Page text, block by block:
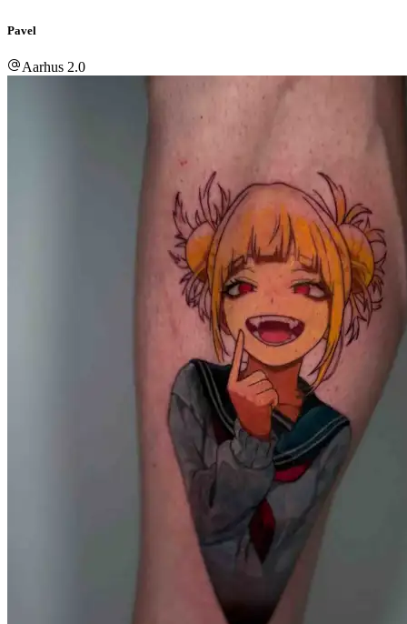
Pavel
Aarhus 2.0